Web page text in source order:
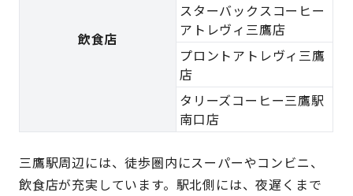
飲食店
スターバックスコーヒー
アトレヴィ三鷹店
プロントアトレヴィ三鷹
店
タリーズコーヒー三鷹駅
南口店
三鷹駅周辺には、徒歩圏内にスーパーやコンビニ、
飲食店が充実しています。駅北側には、夜遅くまで